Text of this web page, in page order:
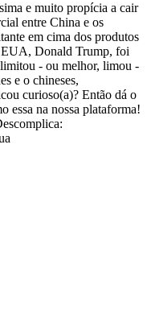
e muito propícia a cair
entre China e os
em cima dos produtos
EUA, Donald Trump, foi
- ou melhor, limou -
e o chineses,
curioso(a)? Então dá o
essa na nossa plataforma!